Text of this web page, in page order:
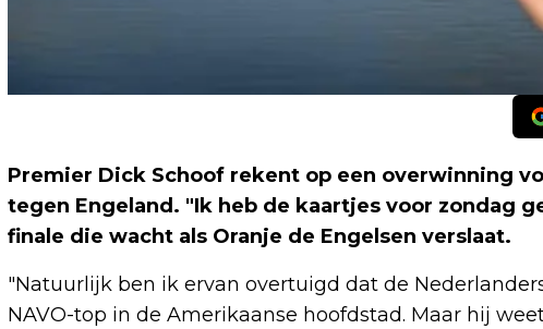
Premier Dick Schoof rekent op een overwinning
tegen Engeland. "Ik heb de kaartjes voor zondag
finale die wacht als Oranje de Engelsen verslaat.
"Natuurlijk ben ik ervan overtuigd dat de
NAVO-top in de Amerikaanse hoofdstad. Maar hij